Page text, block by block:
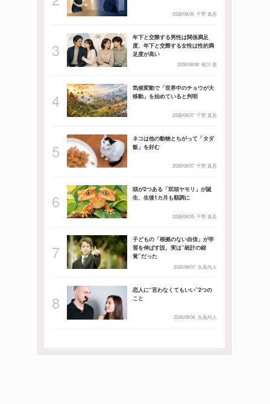
2026/08/06 千野 真吾
年下と交際する男性は関係満足
度、年下と交際する女性は性的満
足度が高い
2026/08/08 相川 葵
気候変動で「世界中のチョウが大
移動」を始めていると判明
2026/08/07 千野 真吾
ネコは他の動物とちがって「タダ
飯」を好む
2026/08/07 千野 真吾
頭が2つある「双頭ヤモリ」が誕
生、生後1カ月も順調に
2026/08/05 千野 真吾
子どもの「根拠のない自信」が学
習を伸ばす説、実は”統計の錯
覚”だった
2026/08/07 矢黒尚人
恋人に“言わなくてもいい”2つの
こと
2026/08/06 矢黒尚人